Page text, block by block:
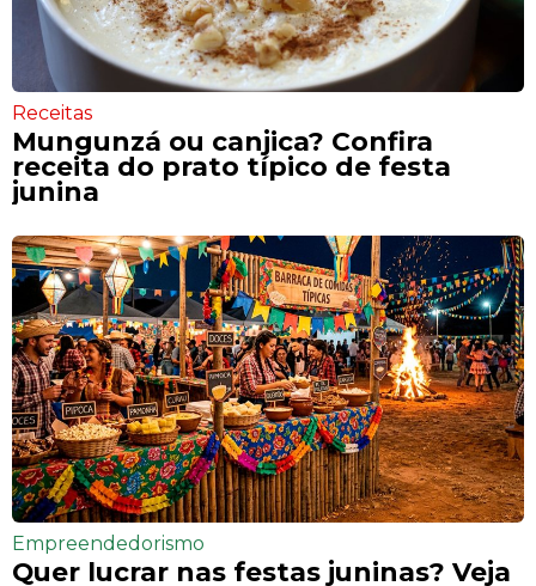
Receitas
Mungunzá ou canjica? Confira
receita do prato típico de festa
junina
Empreendedorismo
Quer lucrar nas festas juninas? Veja